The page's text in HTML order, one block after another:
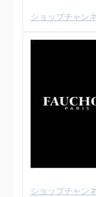
ショップチャン
ショップチャン